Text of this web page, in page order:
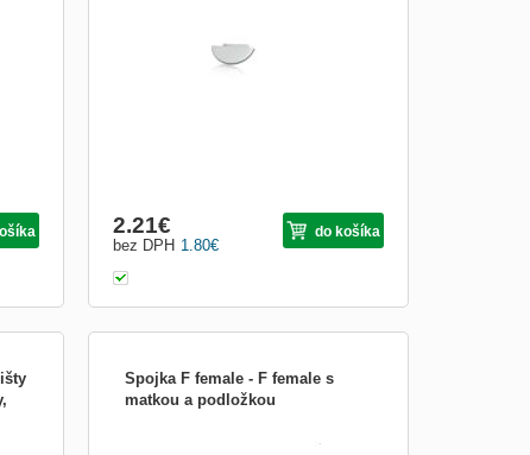
1.80€
bez DPH
2.21€ do košíka
Spojka F female - F female s
matkou a podložkou